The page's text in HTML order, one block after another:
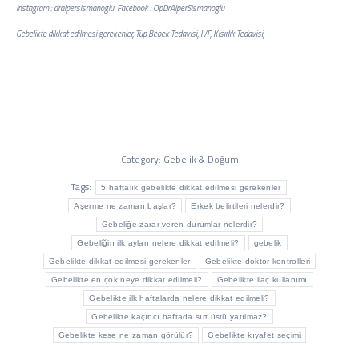
Instagram :dralpersismanogluFacebook :OpDrAlperSismanoglu
Gebelikte dikkat edilmesi gerekenler,Tüp Bebek Tedavisi,IVF,Kısırlık Tedavisi,
Category: Gebelik & Doğum
Tags:
5 haftalık gebelikte dikkat edilmesi gerekenler
Aşerme ne zaman başlar? Erkek belirtileri nelerdir?
Gebeliğe zarar veren durumlar nelerdir?
Gebeliğin ilk ayları nelere dikkat edilmeli? gebelik
Gebelikte dikkat edilmesi gerekenler Gebelikte doktor kontrolleri
Gebelikte en çok neye dikkat edilmeli? Gebelikte ilaç kullanımı
Gebelikte ilk haftalarda nelere dikkat edilmeli?
Gebelikte kaçıncı haftada sırt üstü yatılmaz?
Gebelikte kese ne zaman görülür? Gebelikte kıyafet seçimi